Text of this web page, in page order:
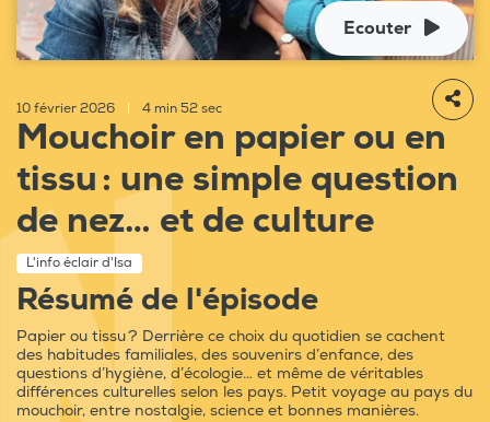
Ecouter
10 février 2026 4 min 52 sec
Mouchoir en papier ou en
tissu : une simple question
de nez… et de culture
L'info éclair d'Isa
Résumé de l'épisode
Papier ou tissu ? Derrière ce choix du quotidien se cachent
des habitudes familiales, des souvenirs d’enfance, des
questions d’hygiène, d’écologie… et même de véritables
différences culturelles selon les pays. Petit voyage au pays du
mouchoir, entre nostalgie, science et bonnes manières.